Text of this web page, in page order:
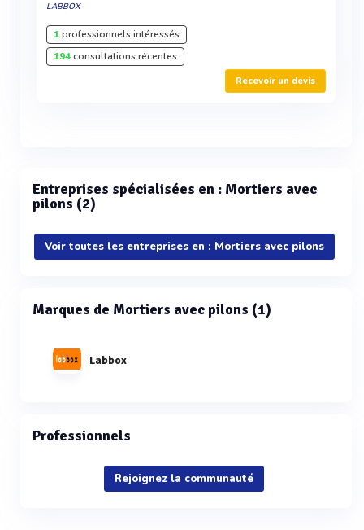
LABBOX
1professionnels intéressés
194consultations récentes
Recevoir un devis
Entreprises spécialisées en : Mortiers avec
pilons (2)
Voir toutes les entreprises en : Mortiers avec pilons
Marques de Mortiers avec pilons (1)
Labbox
Professionnels
Rejoignez la communauté